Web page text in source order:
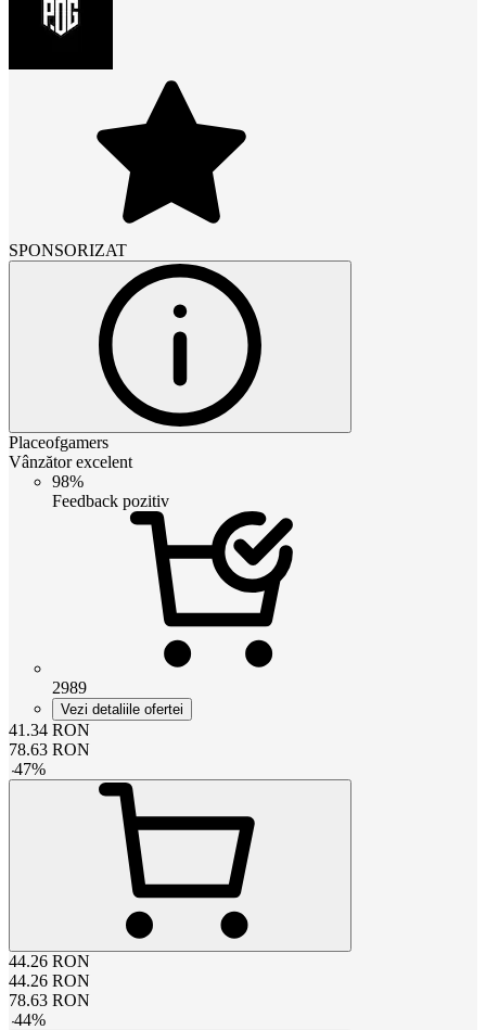
SPONSORIZAT
Placeofgamers
Vânzător excelent
98%
Feedback pozitiv
2989
Vezi detaliile ofertei
41.34 RON
78.63 RON
-47%
44.26 RON
44.26 RON
78.63 RON
-44%